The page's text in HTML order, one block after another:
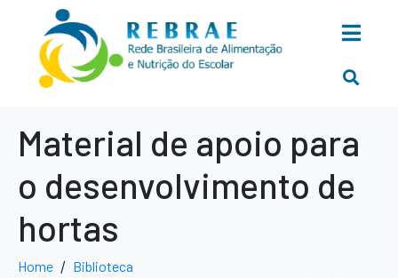
Material de apoio para
o desenvolvimento de
hortas
Home Biblioteca